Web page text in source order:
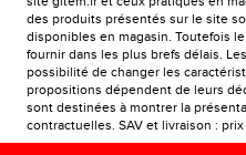
des produits présentés sur le site
disponibles en magasin. Toutefois
fournir dans les plus brefs délais.
possibilité de changer les
propositions dépendent de leurs
sont destinées à montrer la
contractuelles. SAV et livraison :